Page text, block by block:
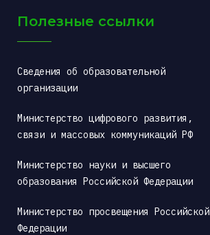
Полезные ссылки
Сведения об образовательной
организации
Министерство цифрового развития,
связи и массовых коммуникаций РФ
Министерство науки и высшего
образования Российской Федерации
Министерство просвещения Российской
Федерации